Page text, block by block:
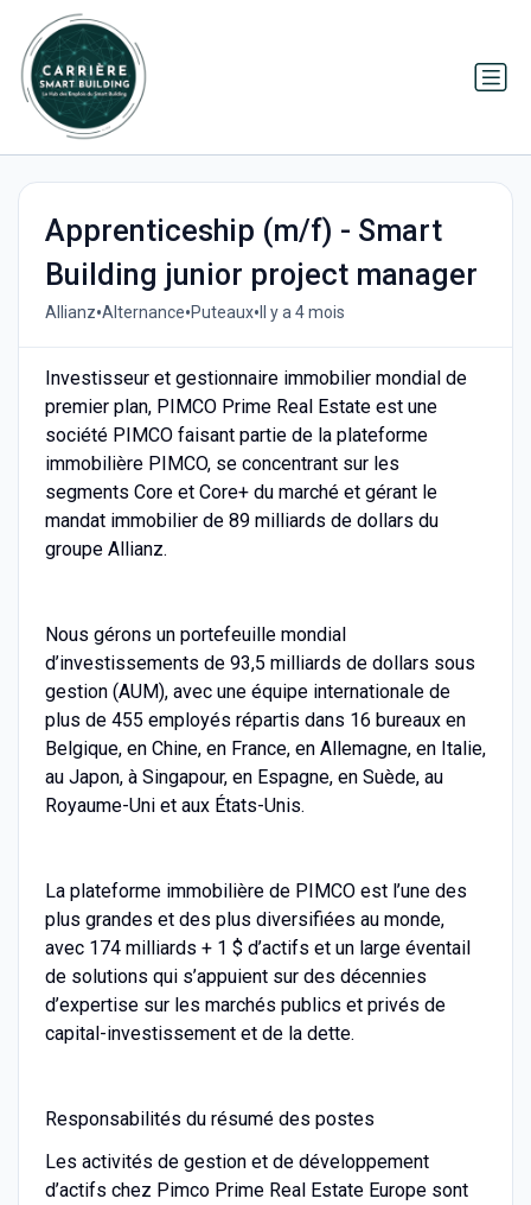
Apprenticeship (m/f) - Smart
Building junior project manager
Allianz•Alternance•Puteaux• Il y a 4 mois
Investisseur et gestionnaire immobilier mondial de
premier plan, PIMCO Prime Real Estate est une
société PIMCO faisant partie de la plateforme
immobilière PIMCO, se concentrant sur les
segments Core et Core+ du marché et gérant le
mandat immobilier de 89 milliards de dollars du
groupe Allianz.
Nous gérons un portefeuille mondial
d’investissements de 93,5 milliards de dollars sous
gestion (AUM), avec une équipe internationale de
plus de 455 employés répartis dans 16 bureaux en
Belgique, en Chine, en France, en Allemagne, en Italie,
au Japon, à Singapour, en Espagne, en Suède, au
Royaume-Uni et aux États-Unis.
La plateforme immobilière de PIMCO est l’une des
plus grandes et des plus diversifiées au monde,
avec 174 milliards + 1 $ d’actifs et un large éventail
de solutions qui s’appuient sur des décennies
d’expertise sur les marchés publics et privés de
capital-investissement et de la dette.
Responsabilités du résumé des postes
Les activités de gestion et de développement
d’actifs chez Pimco Prime Real Estate Europe sont